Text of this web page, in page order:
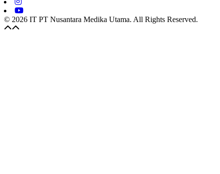
© 2026 IT PT Nusantara Medika Utama. All Rights Reserved.